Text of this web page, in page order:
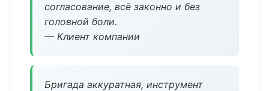
согласование, всё законно и без
головной боли.
— Клиент компании
Бригада аккуратная, инструмент